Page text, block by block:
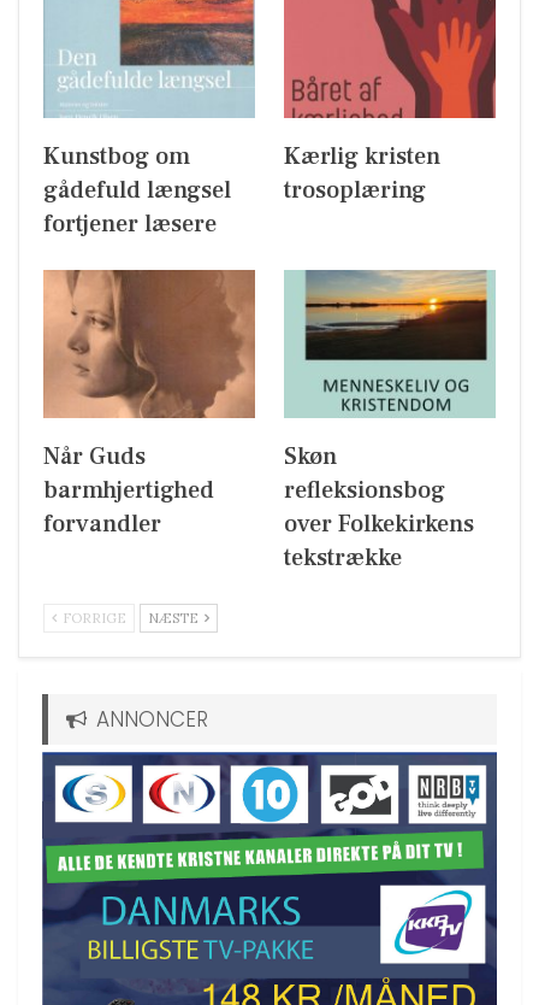
Kunstbog om
gådefuld længsel
fortjener læsere
Kærlig kristen
trosoplæring
Når Guds
barmhjertighed
forvandler
Skøn
refleksionsbog
over Folkekirkens
tekstrække
FORRIGE NÆSTE
ANNONCER